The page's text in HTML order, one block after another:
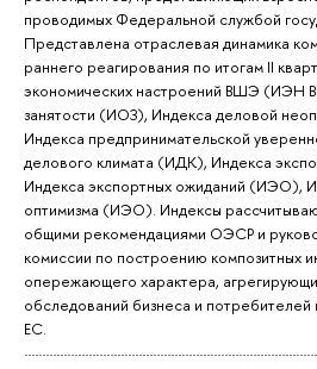
проводимых Федеральной службой
Представлена отраслевая динамика
раннего реагирования по итогам II
экономических настроений ВШЭ (ИЭН
занятости (ИОЗ), Индекса деловой
Индекса предпринимательской
делового климата (ИДК), Индекса
Индекса экспортных ожиданий (ИЭО),
оптимизма (ИЭО). Индексы
общими рекомендациями ОЭСР и
комиссии по построению композитных
опережающего характера,
обследований бизнеса и
ЕС.